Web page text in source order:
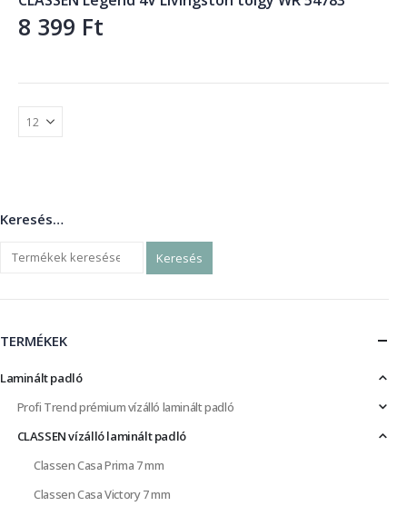
8 399 Ft
Keresés…
Keresés
TERMÉKEK
Laminált padló
Profi Trend prémium vízálló laminált padló
CLASSEN vízálló laminált padló
Classen Casa Prima 7 mm
Classen Casa Victory 7 mm